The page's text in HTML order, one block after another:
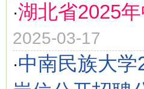
·湖北省2025
2025-03-17
·中南民族大